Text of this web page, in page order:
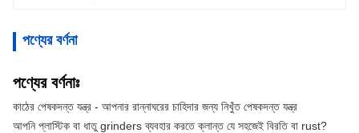
পণ্যের বর্ণনা
পণ্যের বর্ণনাঃ
কাঠের পেষকদন্ত যন্ত্র - আপনার রান্নাঘরের চাহিদার জন্য নিখুঁত পেষকদন্ত যন্ত্র
আপনি প্লাস্টিক বা ধাতু grinders ব্যবহার করতে ক্লান্ত যে সহজেই বিরতি বা rust?